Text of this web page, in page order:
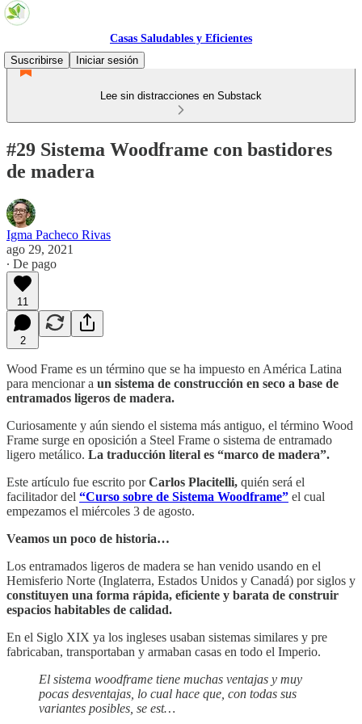
Casas Saludables y Eficientes
Suscribirse
Iniciar sesión
Lee sin distracciones en Substack
#29 Sistema Woodframe con bastidores
de madera
Igma Pacheco Rivas
ago 29, 2021
∙ De pago
11
2
Wood Frame es un término que se ha impuesto en América Latina
para mencionar a un sistema de construcción en seco a base de
entramados ligeros de madera.
Curiosamente y aún siendo el sistema más antiguo, el término Wood
Frame surge en oposición a Steel Frame o sistema de entramado
ligero metálico. La traducción literal es “marco de madera”.
Este artículo fue escrito porCarlos Placitelli, quién será el
facilitador del “Curso sobre de Sistema Woodframe” el cual
empezamos el miércoles 3 de agosto.
Veamos un poco de historia…
Los entramados ligeros de madera se han venido usando en el
Hemisferio Norte (Inglaterra, Estados Unidos y Canadá) por siglos y
constituyen una forma rápida, eficiente y barata de construir
espacios habitables de calidad.
En el Siglo XIX ya los ingleses usaban sistemas similares y pre
fabricaban, transportaban y armaban casas en todo el Imperio.
El sistema woodframe tiene muchas ventajas y muy
pocas desventajas, lo cual hace que, con todas sus
variantes posibles, se est…